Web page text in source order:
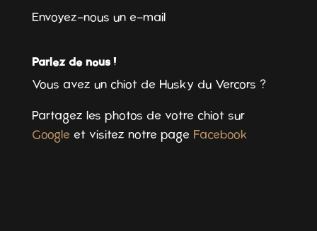
Envoyez-nous un e-mail
Parlez de nous !
Vous avez un chiot de Husky du Vercors ?
Partagez les photos de votre chiot sur
Google et visitez notre page Facebook